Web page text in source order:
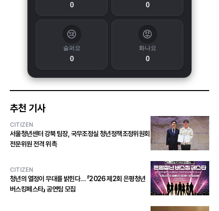
0 0
😢
슬퍼요
0
😡
화나요
0
추천 기사
CITIZEN
서울청년센터 강북 팀장, 국무조정실 청년정책조정위원회
전문위원 전격 위촉
CITIZEN
청년의 열정이 무대를 밝힌다… 「2026 제2회 은평청년
버스킹페스타」 공연팀 모집